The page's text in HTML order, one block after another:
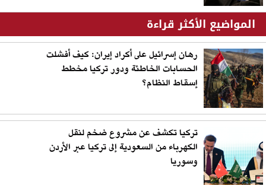
المواضيع الأكثر قراءة
رهان إسرائيل على أكراد إيران: كيف أفشلت
الحسابات الخاطئة ودور تركيا مخطط
إسقاط النظام؟
تركيا تكشف عن مشروع ضخم لنقل
الكهرباء من السعودية إلى تركيا عبر الأردن
وسوريا